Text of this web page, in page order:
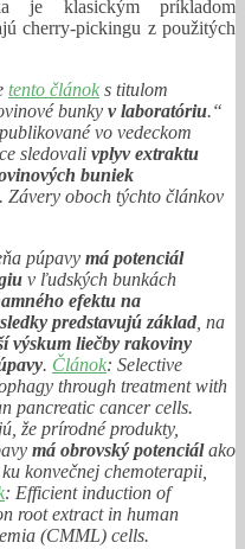
je klasickým príkladom
cherry-pickingu z použitých
tento článok s titulom
bunky v laboratóriu.“
vo vedeckom
sledovali vplyv extraktu
buniek
Závery oboch týchto článkov
púpavy má potenciál
v ľudských bunkách
efektu na
predstavujú základ , na
výskum liečby rakoviny
. Článok: Selective
through treatment with
pancreatic cancer cells.
že prírodné produkty,
má obrovský potenciálako
konvečnej chemoterapii,
: Efficient induction of
root extract in human
(CMML) cells.